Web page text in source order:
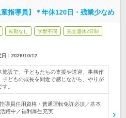
指導員】＊年休120日・残業少なめ
転勤なし 学歴不問 完全週休2日制
： 2026/10/12
施設で、子どもたちの支援や送迎、事務作
子どもの成長を間近で感じながら、やりが
。
導員任用資格・普通運転免許必須／基本
躍中／福利厚生充実